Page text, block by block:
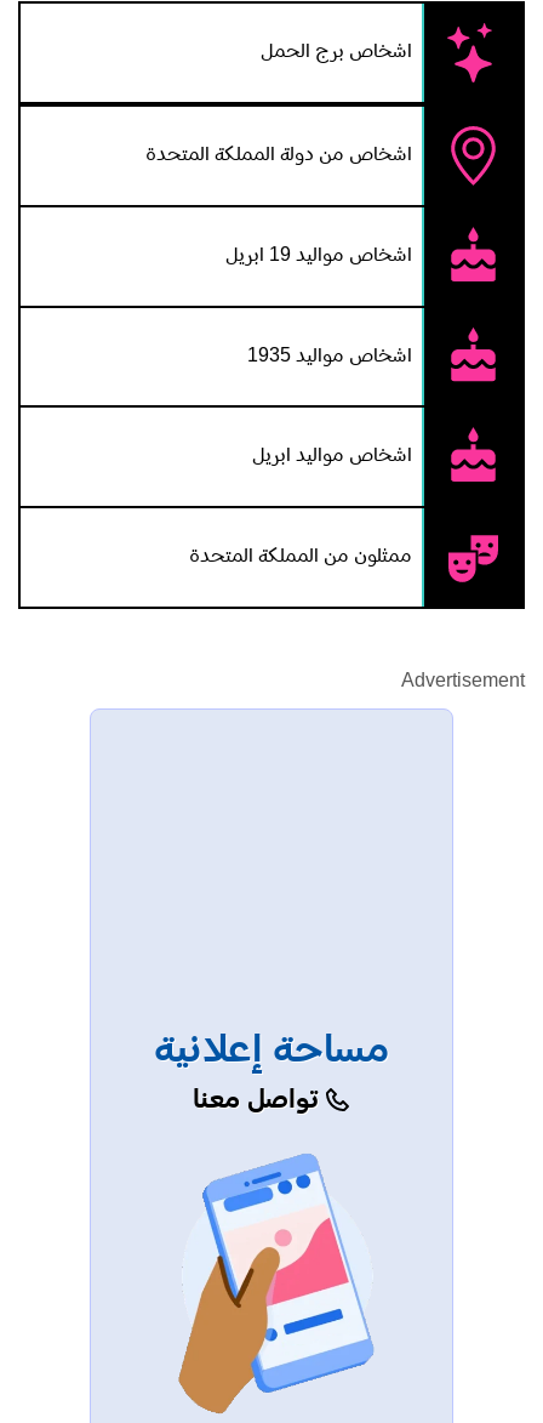
اشخاص برج الحمل
اشخاص من دولة المملكة المتحدة
اشخاص مواليد 19 ابريل
اشخاص مواليد 1935
اشخاص مواليد ابريل
ممثلون من المملكة المتحدة
Advertisement
مساحة إعلانية
تواصل معنا